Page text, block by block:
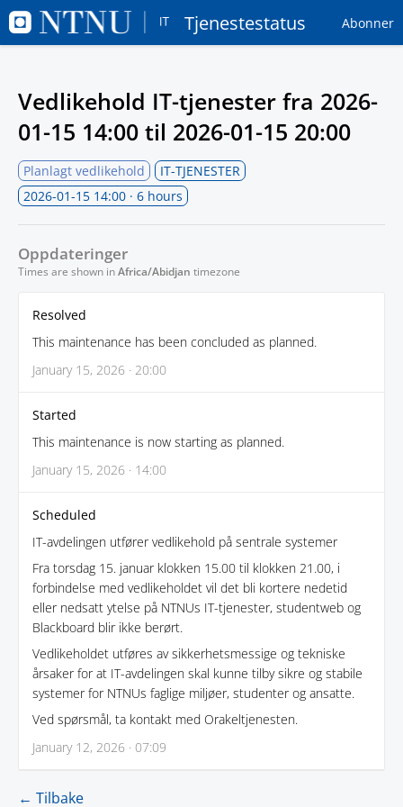
Tjenestestatus Abonner
Vedlikehold IT-tjenester fra 2026-
01-15 14:00 til 2026-01-15 20:00
Planlagt vedlikehold
IT-TJENESTER
2026-01-15 14:00 · 6 hours
Oppdateringer
Times are shown inAfrica/Abidjan timezone
Resolved
This maintenance has been concluded as planned.
January 15, 2026 · 20:00
Started
This maintenance is now starting as planned.
January 15, 2026 · 14:00
Scheduled
IT-avdelingen utfører vedlikehold på sentrale systemer
Fra torsdag 15. januar klokken 15.00 til klokken 21.00, i
forbindelse med vedlikeholdet vil det bli kortere nedetid
eller nedsatt ytelse på NTNUs IT-tjenester, studentweb og
Blackboard blir ikke berørt.
Vedlikeholdet utføres av sikkerhetsmessige og tekniske
årsaker for at IT-avdelingen skal kunne tilby sikre og stabile
systemer for NTNUs faglige miljøer, studenter og ansatte.
Ved spørsmål, ta kontakt med Orakeltjenesten.
January 12, 2026 · 07:09
← Tilbake